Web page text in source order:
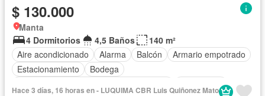
$ 130.000
Manta
4 Dormitorios
4,5 Baños
140 m²
Aire acondicionado
Alarma Balcón
Armario empotrado
Estacionamiento
Bodega
Electricidad
Hace 3 días, 16 horas en - LUQUIMA CBR Luis Quiñonez Mato